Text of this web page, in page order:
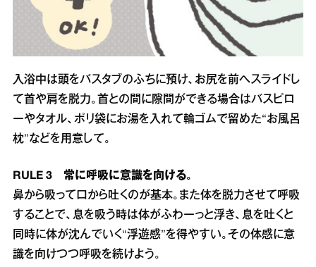
入浴中は頭をバスタブのふちに預け、お尻を前へスライドし
て首や肩を脱力。首との間に隙間ができる場合はバスピロ
ーやタオル、ポリ袋にお湯を入れて輪ゴムで留めた“お風呂
枕”などを用意して。
RULE 3 常に呼吸に意識を向ける。
鼻から吸って口から吐くのが基本。また体を脱力させて呼吸
することで、息を吸う時は体がふわーっと浮き、息を吐くと
同時に体が沈んでいく“浮遊感”を得やすい。その体感に意
識を向けつつ呼吸を続けよう。